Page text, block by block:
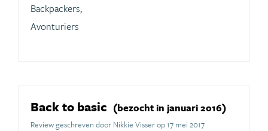
Backpackers,
Avonturiers
Back to basic (bezocht in januari 2016)
Review geschreven door Nikkie Visser op 17 mei 2017